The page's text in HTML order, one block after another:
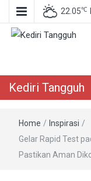
22.05℃
Kediri Tangguh
Home / Inspirasi /
Gelar Rapid Test
Pastikan Aman